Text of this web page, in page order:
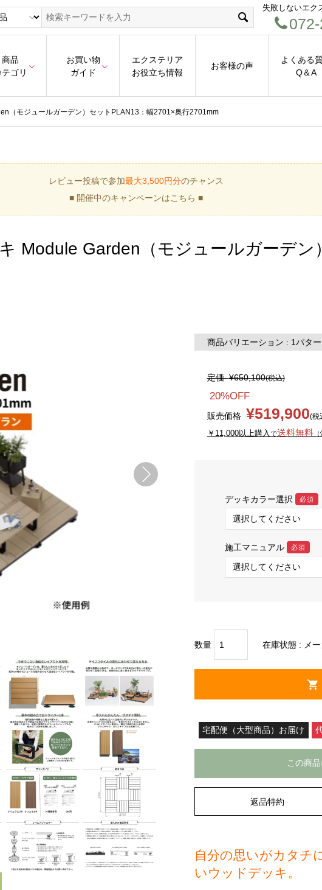
失敗しないエク
商品
ゴリ
お買い物
ガイド
エクステリア
お役立ち情報
お客様の声
よくある
Q＆A
（モジュールガーデン）セットPLAN13：幅2701×奥行2701mm
レビュー投稿で参加最大3,500円分のチャンス
■ 開催中のキャンペーンはこちら ■
Module Garden（モジュールガーデン
商品バリエーション : 1パタ
定価¥650,100(税込)
20%OFF
販売価格 ¥519,900(税
￥11,000以上購入で送料無料（
デッキカラー選択 必須
施工マニュアル 必須
数量 在庫状態 : メ
宅配便（大型商品）お届け
この商
返品特約
自分の思いがカタチ
いウッドデッキ。